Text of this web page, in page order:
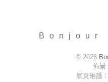
Bonjour
© 2026
佈景
網頁維護：